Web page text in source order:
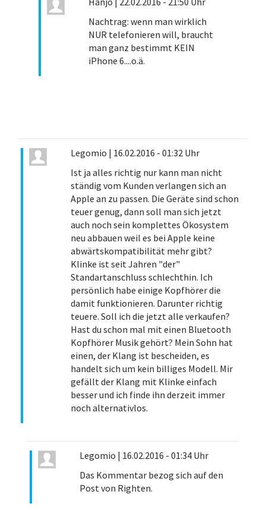
Nachtrag: wenn man wirklich
NUR telefonieren will, braucht
man ganz bestimmt KEIN
iPhone 6....o.ä.
Legomio | 16.02.2016 - 01:32 Uhr
Ist ja alles richtig nur kann man nicht
ständig vom Kunden verlangen sich an
Apple an zu passen. Die Geräte sind schon
teuer genug, dann soll man sich jetzt
auch noch sein komplettes Ökosystem
neu abbauen weil es bei Apple keine
abwärtskompatibilität mehr gibt?
Klinke ist seit Jahren "der"
Standartanschluss schlechthin. Ich
persönlich habe einige Kopfhörer die
damit funktionieren. Darunter richtig
teuere. Soll ich die jetzt alle verkaufen?
Hast du schon mal mit einen Bluetooth
Kopfhörer Musik gehört? Mein Sohn hat
einen, der Klang ist bescheiden, es
handelt sich um kein billiges Modell. Mir
gefällt der Klang mit Klinke einfach
besser und ich finde ihn derzeit immer
noch alternativlos.
Legomio | 16.02.2016 - 01:34 Uhr
Das Kommentar bezog sich auf den
Post von Righten.